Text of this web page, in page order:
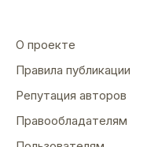
О проекте
Правила публикации
Репутация авторов
Правообладателям